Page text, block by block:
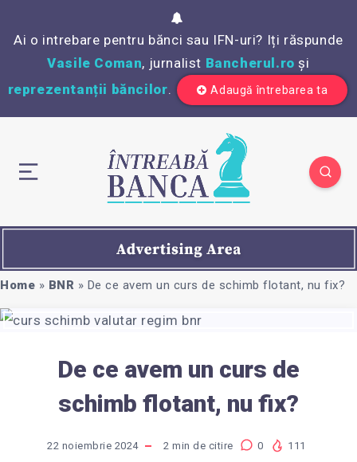
Ai o intrebare pentru bănci sau IFN-uri? Iți răspunde
Vasile Coman, jurnalist Bancherul.ro și
reprezentanții băncilor. Adaugă întrebarea ta
Home » BNR » De ce avem un curs de schimb flotant, nu fix?
De ce avem un curs de
schimb flotant, nu fix?
22 noiembrie 2024 2 min de citire 0 111